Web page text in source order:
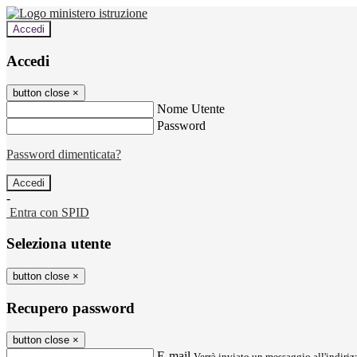
Accedi
Accedi
button close ×
Nome Utente
Password
Password dimenticata?
-
Entra con SPID
Seleziona utente
button close ×
Recupero password
button close ×